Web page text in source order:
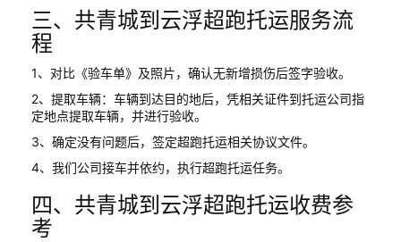
三、共青城到云浮超跑托运服务流
程
1、对比《验车单》及照片，确认无新增损伤后签字验收。
2、提取车辆：车辆到达目的地后，凭相关证件到托运公司指
定地点提取车辆，并进行验收。
3、确定没有问题后，签定超跑托运相关协议文件。
4、我们公司接车并依约，执行超跑托运任务。
四、共青城到云浮超跑托运收费参
考